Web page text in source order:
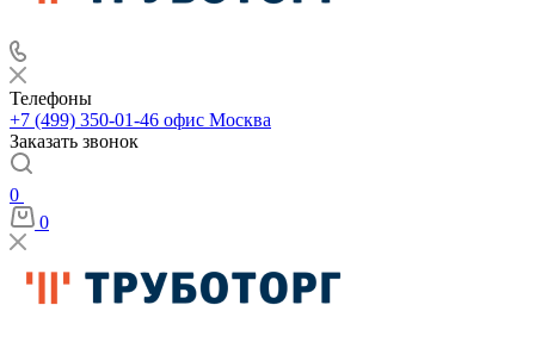
Телефоны
+7 (499) 350-01-46 офис Москва
Заказать звонок
0
0